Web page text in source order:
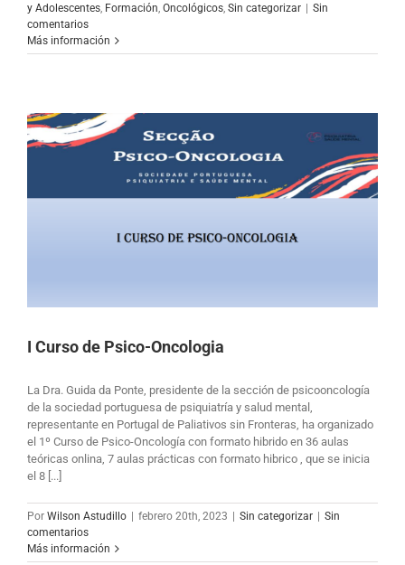
y Adolescentes, Formación, Oncológicos, Sin categorizar | Sin
comentarios
Más información
I Curso de Psico-Oncologia
La Dra. Guida da Ponte, presidente de la sección de psicooncología
de la sociedad portuguesa de psiquiatría y salud mental,
representante en Portugal de Paliativos sin Fronteras, ha organizado
el 1º Curso de Psico-Oncología con formato hibrido en 36 aulas
teóricas onlina, 7 aulas prácticas con formato hibrico , que se inicia
el 8 [...]
Por Wilson Astudillo | febrero 20th, 2023 | Sin categorizar | Sin
comentarios
Más información